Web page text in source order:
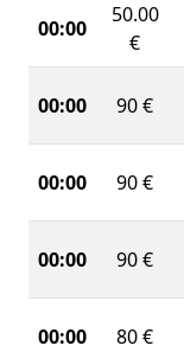
00:00
50.00
€
00:00 90 €
00:00 90 €
00:00 90 €
00:00 80 €